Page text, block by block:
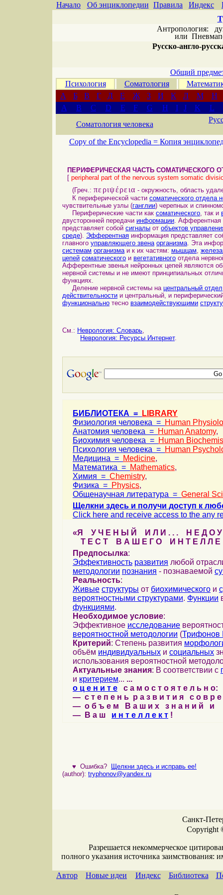
Начало Об энциклопедии Правила Индекс
Антропология:
или
Русско-англо-
Общий
Психология
Соматология
А
Б В Г Д Е Ж З И К Л М
Н
A
B C D E F G H I J K
L
Соматология человека
Copy of the Encyclopedia = Копия
ПЕРИФЕРИЧЕСКАЯ ЧАСТЬ СОМАТИЧЕСКОГО
[ peripheral part of the nervous system somatic
(Греч.: περιψέρεια - окружность, область
К периферической части соматического отдела
чувствительные узлы (ганглии) черепных и
Периферические части как соматического, так и
двусторонней передачи информации.
представляет собой сигналы от объектов
среде). Эфферентная информация представляет
главного управляющего звена организма. Эта
системам организмаи к их частям: мышцам,
цепей соматического и вегетативного отдела
Афферентные звенья нейронных цепей являются
нервной системы и не имеют принципиальных
функциях.
Деление нервной системы на центральный отдел
действительности и центральный, и
функционально тесно взаимодействующими
См.: Неврология: Словарь,
Неврология: Ресурсы Интернет.
БИБЛИОТЕКА =
LIBRARY
Физиология человека = Human
Анатомия человека = Human Anatomy,
Биохимия человека = Human
Психология человека = Human
Медицина = Medicine,
Математика = Mathematics,
Химия = Chemistry,
Физика = Physics,
Общенаучная литература = General
Щелкни здесь и получи доступ к
Click here and receive access to the any
«Я У Ч Е Н Ы Й И Л И . . . Н Е Д О У
Т Е С Т В А Ш Е Г О И Н Т Е Л Л Е
Предпосылка:
Эффективность развития любой
методологии познания - познаваемой
Реальность:
Живые структуры от биохимического и
вероятностными структурами. Функции
функциями.
Необходимое условие:
Эффективное исследование
вероятностной методологии (Трифонов
Критерий: Степень развития
объём индивидуальных и социальных
использования вероятностной
Актуальные знания: В соответствии с
и критерием... ...
о ц е н и т е с а м о с т о я т е л ь н о:
— с т е п е н ь р а з в и т и я с о в р
— о б ъ е м В а ш и х з н а н и й и
— В а ш и н т е л л е к т !
♥ Ошибка?
Щелкни здесь и исправь ее!
(author): tryphonov@yandex.ru
Санкт-
Copyright
Разрешается некоммерческое
полного указания источника заимствования:
Автор Новые идеи Индекс Библиотека